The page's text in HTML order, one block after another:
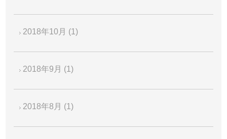
2018年10月 (1)
2018年9月 (1)
2018年8月 (1)